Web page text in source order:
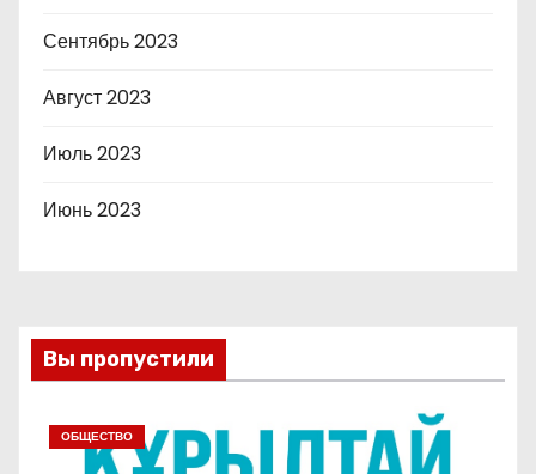
Сентябрь 2023
Август 2023
Июль 2023
Июнь 2023
Вы пропустили
ОБЩЕСТВО